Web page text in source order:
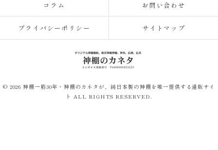
コラム お問い合わせ
プライバシーポリシー サイトマップ
© 2026 神棚一筋30年・神棚のカネタが、純日本製の神棚を唯一提供する通販サイ
ト ALL RIGHTS RESERVED.